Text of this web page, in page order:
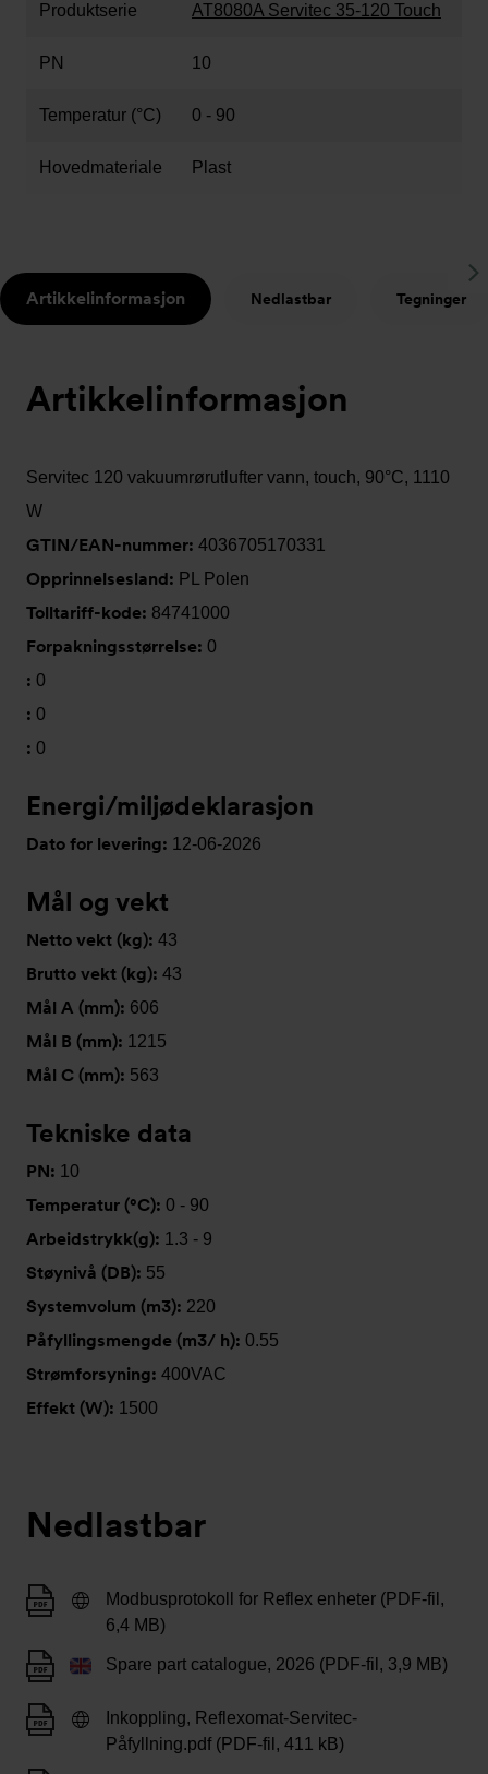
Produktserie AT8080A Servitec 35-120 Touch
PN 10
Temperatur (°C) 0 - 90
Hovedmateriale Plast
Artikkelinformasjon Nedlastbar Tegninger
Artikkelinformasjon
Servitec 120 vakuumrørutlufter vann, touch, 90°C, 1110
W
GTIN/EAN-nummer: 4036705170331
Opprinnelsesland: PL Polen
Tolltariff-kode: 84741000
Forpakningsstørrelse: 0
: 0
: 0
: 0
Energi/miljødeklarasjon
Dato for levering: 12-06-2026
Mål og vekt
Netto vekt (kg): 43
Brutto vekt (kg): 43
Mål A (mm): 606
Mål B (mm): 1215
Mål C (mm): 563
Tekniske data
PN: 10
Temperatur (°C): 0 - 90
Arbeidstrykk(g): 1.3 - 9
Støynivå (DB): 55
Systemvolum (m3): 220
Påfyllingsmengde (m3/ h): 0.55
Strømforsyning: 400VAC
Effekt (W): 1500
Nedlastbar
Modbusprotokoll for Reflex enheter (PDF-fil,
6,4 MB)
Spare part catalogue, 2026 (PDF-fil, 3,9 MB)
Inkoppling, Reflexomat-Servitec-
Påfyllning.pdf (PDF-fil, 411 kB)